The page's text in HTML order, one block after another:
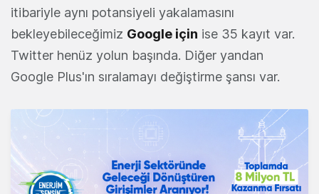
itibariyle aynı potansiyeli yakalamasını
bekleyebileceğimiz Google için ise 35 kayıt var.
Twitter henüz yolun başında. Diğer yandan
Google Plus'ın sıralamayı değiştirme şansı var.